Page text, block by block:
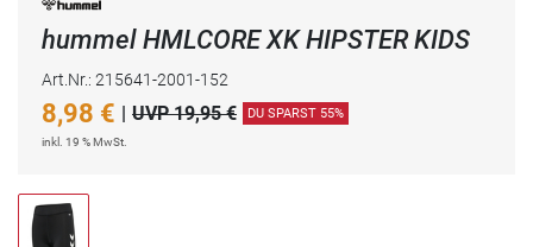
hummel HMLCORE XK HIPSTER KIDS
Art.Nr.: 215641-2001-152
8,98 € | UVP 19,95 € DU SPARST 55%
inkl. 19 % MwSt.